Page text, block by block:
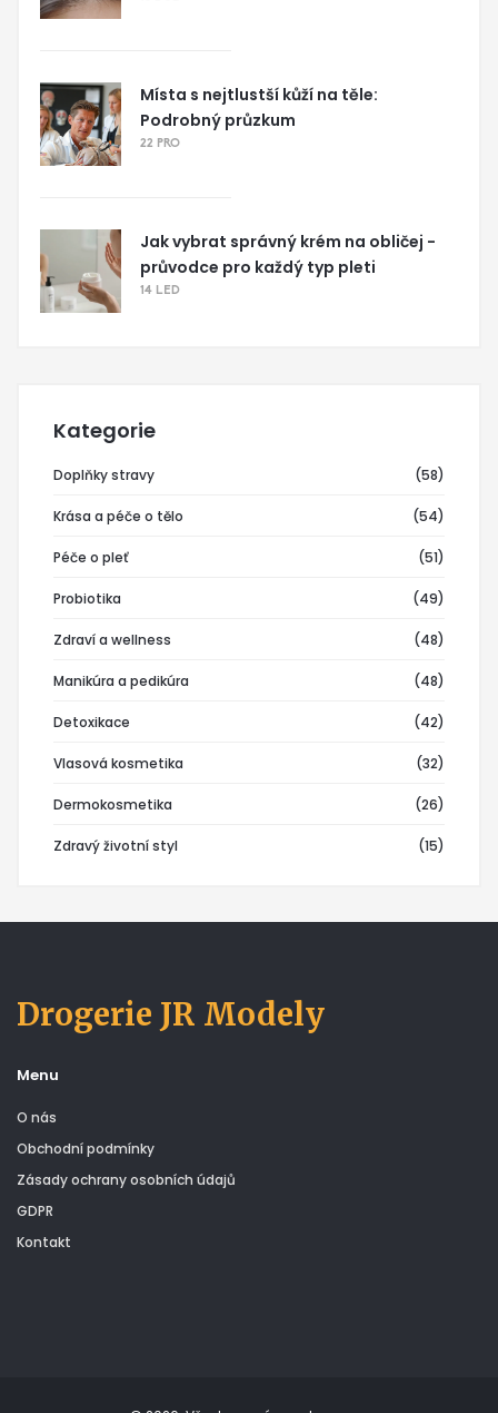
Místa s nejtlustší kůží na těle:
Podrobný průzkum
22 PRO
Jak vybrat správný krém na obličej -
průvodce pro každý typ pleti
14 LED
Kategorie
Doplňky stravy (58)
Krása a péče o tělo (54)
Péče o pleť (51)
Probiotika (49)
Zdraví a wellness (48)
Manikúra a pedikúra (48)
Detoxikace (42)
Vlasová kosmetika (32)
Dermokosmetika (26)
Zdravý životní styl (15)
Drogerie JR Modely
Menu
O nás
Obchodní podmínky
Zásady ochrany osobních údajů
GDPR
Kontakt